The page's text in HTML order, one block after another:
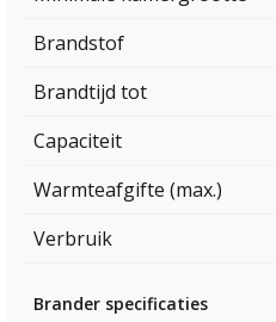
Brandstof
Brandtijd tot
Capaciteit
Warmteafgifte (max.)
Verbruik
Brander specificaties